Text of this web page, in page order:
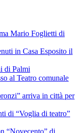
Mario Foglietti di
in Casa Esposito il
di Palmi
al Teatro comunale
arriva in città per
di “Voglia di teatro”